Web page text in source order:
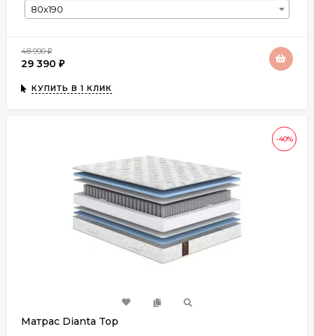
80х190
48 990₽
29 390 ₽
КУПИТЬ В 1 КЛИК
-40%
Матрас Dianta Top